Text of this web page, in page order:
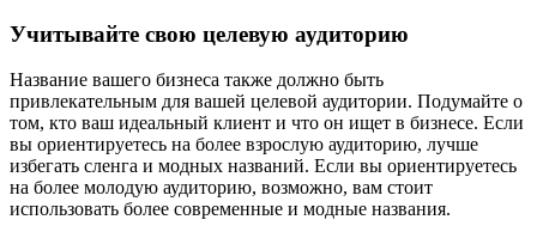
Учитывайте свою целевую аудиторию
Название вашего бизнеса также должно быть
привлекательным для вашей целевой аудитории. Подумайте о
том, кто ваш идеальный клиент и что он ищет в бизнесе. Если
вы ориентируетесь на более взрослую аудиторию, лучше
избегать сленга и модных названий. Если вы ориентируетесь
на более молодую аудиторию, возможно, вам стоит
использовать более современные и модные названия.